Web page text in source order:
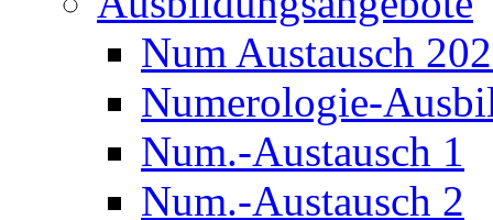
Num Austausch
Numerologie-
Num.-Austausch 1
Num.-Austausch 2